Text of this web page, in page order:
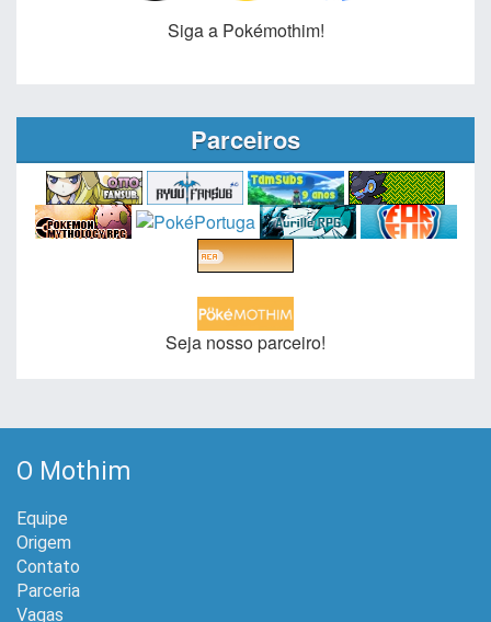
Siga a Pokémothim!
Parceiros
Seja nosso parceiro!
O Mothim
Equipe
Origem
Contato
Parceria
Vagas